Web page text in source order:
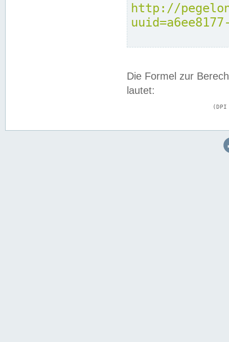
http://
Die Formel zur
lautet: